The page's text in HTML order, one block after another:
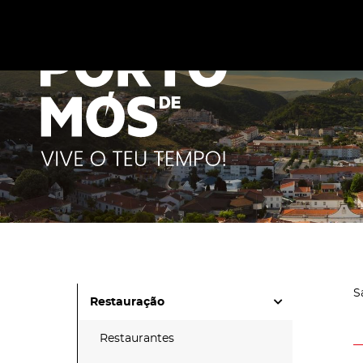
Restauração
Restaurantes